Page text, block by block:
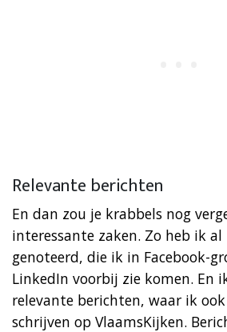
Relevante berichten
En dan zou je krabbels nog
interessante zaken. Zo heb ik al
genoteerd, die ik in Facebook-
LinkedIn voorbij zie komen. En
relevante berichten, waar ik
schrijven op VlaamsKijken.